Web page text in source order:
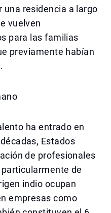
una residencia a largo
vuelven
para las familias
previamente habían
ha entrado en
Estados
de profesionales
de
indio ocupan
empresas como